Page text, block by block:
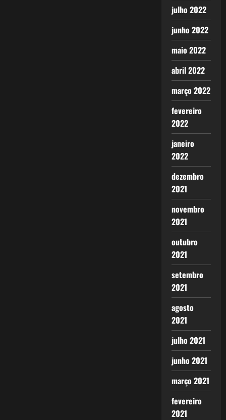
julho 2022
junho 2022
maio 2022
abril 2022
março 2022
fevereiro
2022
janeiro
2022
dezembro
2021
novembro
2021
outubro
2021
setembro
2021
agosto
2021
julho 2021
junho 2021
março 2021
fevereiro
2021